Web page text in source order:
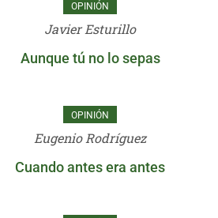
OPINIÓN
Javier Esturillo
Aunque tú no lo sepas
OPINIÓN
Eugenio Rodríguez
Cuando antes era antes